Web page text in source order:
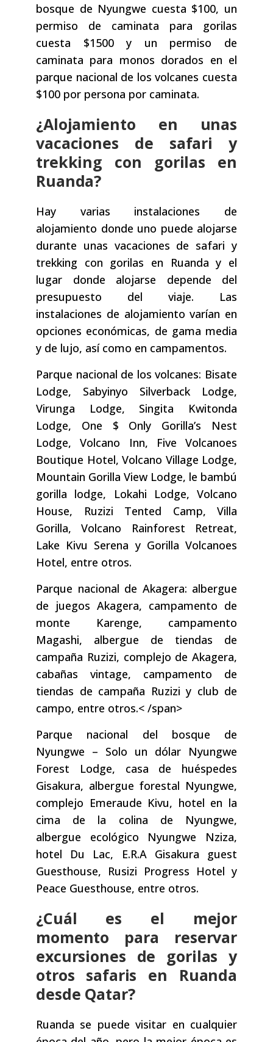
bosque de Nyungwe cuesta $100, un
permiso de caminata para gorilas
cuesta $1500 y un permiso de
caminata para monos dorados en el
parque nacional de los volcanes cuesta
$100 por persona por caminata.
¿Alojamiento en unas
vacaciones de safari y
trekking con gorilas en
Ruanda?
Hay varias instalaciones de
alojamiento donde uno puede alojarse
durante unas vacaciones de safari y
trekking con gorilas en Ruanda y el
lugar donde alojarse depende del
presupuesto del viaje. Las
instalaciones de alojamiento varían en
opciones económicas, de gama media
y de lujo, así como en campamentos.
Parque nacional de los volcanes: Bisate
Lodge, Sabyinyo Silverback Lodge,
Virunga Lodge, Singita Kwitonda
Lodge, One $ Only Gorilla’s Nest
Lodge, Volcano Inn, Five Volcanoes
Boutique Hotel, Volcano Village Lodge,
Mountain Gorilla View Lodge, le bambú
gorilla lodge, Lokahi Lodge, Volcano
House, Ruzizi Tented Camp, Villa
Gorilla, Volcano Rainforest Retreat,
Lake Kivu Serena y Gorilla Volcanoes
Hotel, entre otros.
Parque nacional de Akagera: albergue
de juegos Akagera, campamento de
monte Karenge, campamento
Magashi, albergue de tiendas de
campaña Ruzizi, complejo de Akagera,
cabañas vintage, campamento de
tiendas de campaña Ruzizi y club de
campo, entre otros.< /span>
Parque nacional del bosque de
Nyungwe – Solo un dólar Nyungwe
Forest Lodge, casa de huéspedes
Gisakura, albergue forestal Nyungwe,
complejo Emeraude Kivu, hotel en la
cima de la colina de Nyungwe,
albergue ecológico Nyungwe Nziza,
hotel Du Lac, E.R.A Gisakura guest
Guesthouse, Rusizi Progress Hotel y
Peace Guesthouse, entre otros.
¿Cuál es el mejor
momento para reservar
excursiones de gorilas y
otros safaris en Ruanda
desde Qatar?
Ruanda se puede visitar en cualquier